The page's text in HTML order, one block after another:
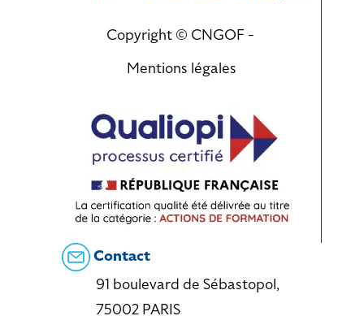
Copyright © CNGOF -
Mentions légales
Contact
91 boulevard de Sébastopol,
75002 PARIS